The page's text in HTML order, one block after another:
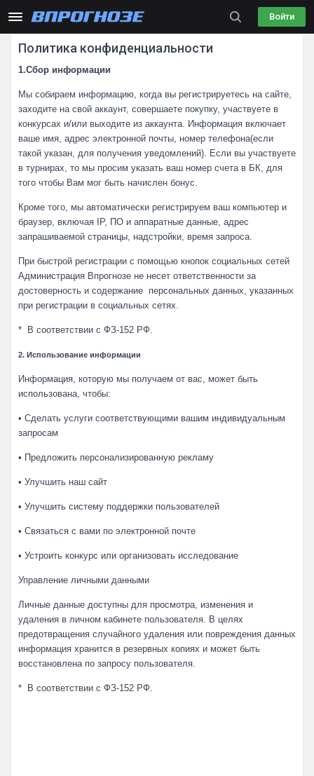
Войти
Политика конфиденциальности
1.Сбор информации
Мы собираем информацию, когда вы регистрируетесь на сайте,
заходите на свой аккаунт, совершаете покупку, участвуете в
конкурсах и/или выходите из аккаунта. Информация включает
ваше имя, адрес электронной почты, номер телефона(если
такой указан, для получения уведомлений). Если вы участвуете
в турнирах, то мы просим указать ваш номер счета в БК, для
того чтобы Вам мог быть начислен бонус.
Кроме того, мы автоматически регистрируем ваш компьютер и
браузер, включая IP, ПО и аппаратные данные, адрес
запрашиваемой страницы, надстройки, время запроса.
При быстрой регистрации с помощью кнопок социальных сетей
Администрация Впрогнозе не несет ответственности за
достоверность и содержание персональных данных, указанных
при регистрации в социальных сетях.
* В соответствии с ФЗ-152 РФ.
2. Использование информации
Информация, которую мы получаем от вас, может быть
использована, чтобы:
• Сделать услуги соответствующими вашим индивидуальным
запросам
• Предложить персонализированную рекламу
• Улучшить наш сайт
• Улучшить систему поддержки пользователей
• Связаться с вами по электронной почте
• Устроить конкурс или организовать исследование
Управление личными данными
Личные данные доступны для просмотра, изменения и
удаления в личном кабинете пользователя. В целях
предотвращения случайного удаления или повреждения данных
информация хранится в резервных копиях и может быть
восстановлена по запросу пользователя.
* В соответствии с ФЗ-152 РФ.